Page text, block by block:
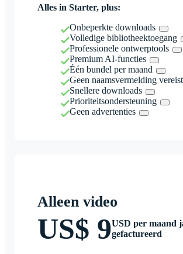
Alles in Starter, plus:
Onbeperkte downloads
Volledige bibliotheektoegang
Professionele ontwerptools
Premium AI-functies
Één bundel per maand
Geen naamsvermelding vereist
Snellere downloads
Prioriteitsondersteuning
Geen advertenties
Alleen video
US$ 9USD per maand
gefactureerd